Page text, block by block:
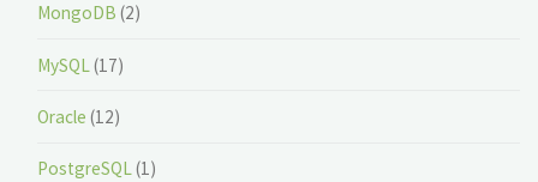
MongoDB (2)
MySQL (17)
Oracle (12)
PostgreSQL(1)